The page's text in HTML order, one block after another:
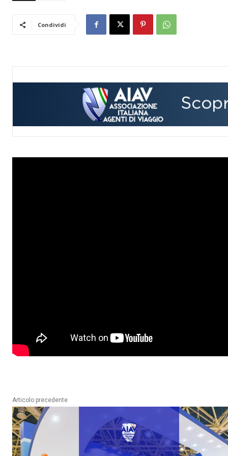
Condividi
Articolo precedente